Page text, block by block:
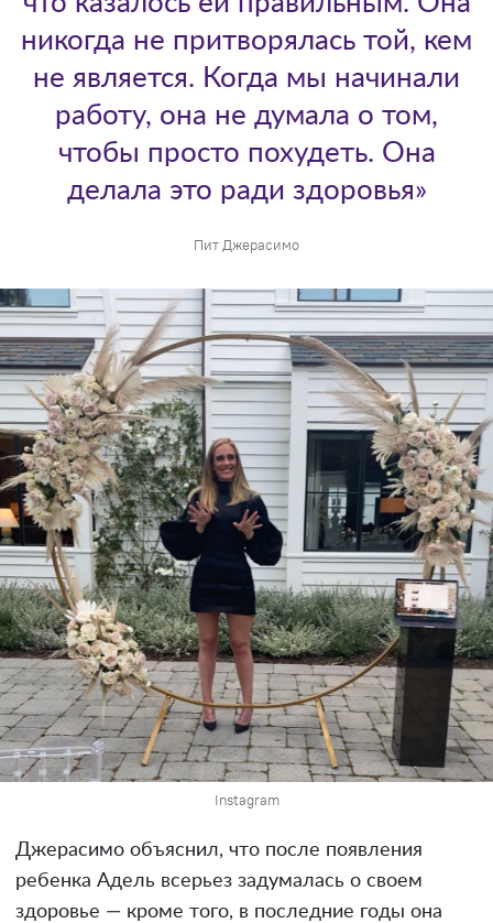
Пит Джерасимо
никогда не притворялась той, кем
не является. Когда мы начинали
работу, она не думала о том,
чтобы просто похудеть. Она
делала это ради здоровья»
Instagram
Джерасимо объяснил, что после появления
ребенка Адель всерьез задумалась о своем
здоровье — кроме того, в последние годы она